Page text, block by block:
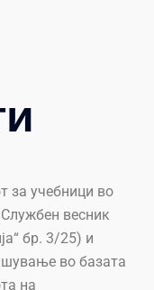
за учебници во
весник
бр. 3/25) и
во базата
на